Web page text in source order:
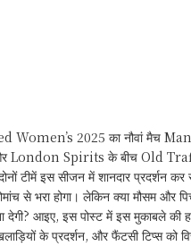
Women’s 2025 का नौवां मैच
London Spirits के बीच Old
टीमें इस सीजन में शानदार प्रदर्शन
से भरा होगा। लेकिन क्या मौसम और
देगी? आइए, इस पोस्ट में इस मुकाबले की
के प्रदर्शन, और फैंटसी टिप्स को